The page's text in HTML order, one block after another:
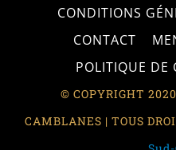
CONDITIONS
CONTACT
POLITIQUE DE
© COPYRIGHT
CAMBLANES | TOUS